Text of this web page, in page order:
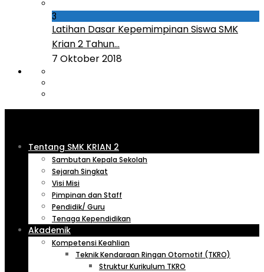
3
Latihan Dasar Kepemimpinan Siswa SMK
Krian 2 Tahun...
7 Oktober 2018
Tentang SMK KRIAN 2
Sambutan Kepala Sekolah
Sejarah Singkat
Visi Misi
Pimpinan dan Staff
Pendidik/ Guru
Tenaga Kependidikan
Akademik
Kompetensi Keahlian
Teknik Kendaraan Ringan Otomotif (TKRO)
Struktur Kurikulum TKRO